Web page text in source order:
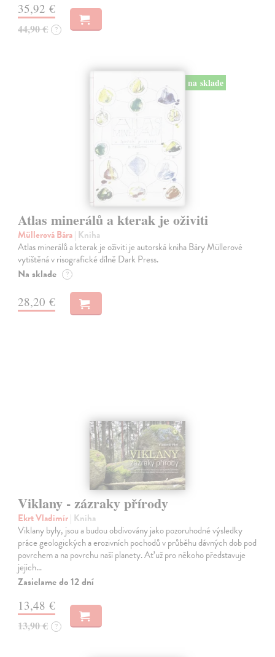
35,92 €
44,90 € ?
na sklade
Atlas minerálů a kterak je oživiti
Müllerová Bára| Kniha
Atlas minerálů a kterak je oživiti je autorská kniha Báry Müllerové
vytištěná v risografické dílně Dark Press.
Na sklade ?
28,20 €
Viklany - zázraky přírody
Ekrt Vladimír| Kniha
Viklany byly, jsou a budou obdivovány jako pozoruhodné výsledky
práce geologických a erozivních pochodů v průběhu dávných dob pod
povrchem a na povrchu naší planety. Ať už pro někoho představuje
jejich…
Zasielame do 12 dní
13,48 €
13,90 € ?